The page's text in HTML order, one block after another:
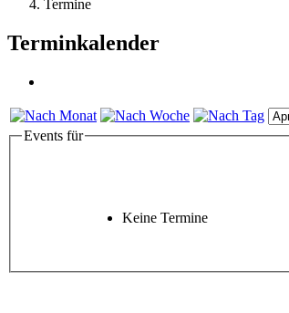
Termine
Terminkalender
Events für
Keine Termine